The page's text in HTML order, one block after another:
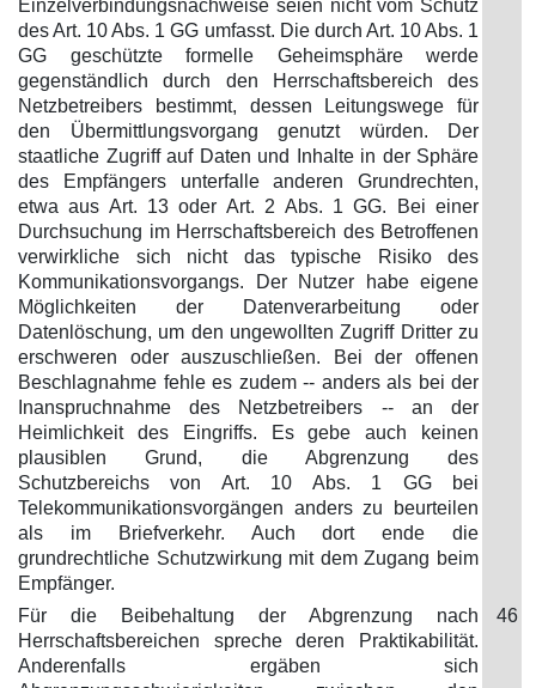
Einzelverbindungsnachweise seien nicht vom Schutz
des Art. 10 Abs. 1 GG umfasst. Die durch Art. 10 Abs. 1
GG geschützte formelle Geheimsphäre werde
gegenständlich durch den Herrschaftsbereich des
Netzbetreibers bestimmt, dessen Leitungswege für
den Übermittlungsvorgang genutzt würden. Der
staatliche Zugriff auf Daten und Inhalte in der Sphäre
des Empfängers unterfalle anderen Grundrechten,
etwa aus Art. 13 oder Art. 2 Abs. 1 GG. Bei einer
Durchsuchung im Herrschaftsbereich des Betroffenen
verwirkliche sich nicht das typische Risiko des
Kommunikationsvorgangs. Der Nutzer habe eigene
Möglichkeiten der Datenverarbeitung oder
Datenlöschung, um den ungewollten Zugriff Dritter zu
erschweren oder auszuschließen. Bei der offenen
Beschlagnahme fehle es zudem -- anders als bei der
Inanspruchnahme des Netzbetreibers -- an der
Heimlichkeit des Eingriffs. Es gebe auch keinen
plausiblen Grund, die Abgrenzung des
Schutzbereichs von Art. 10 Abs. 1 GG bei
Telekommunikationsvorgängen anders zu beurteilen
als im Briefverkehr. Auch dort ende die
grundrechtliche Schutzwirkung mit dem Zugang beim
Empfänger.
Für die Beibehaltung der Abgrenzung nach
Herrschaftsbereichen spreche deren Praktikabilität.
Anderenfalls ergäben sich
46